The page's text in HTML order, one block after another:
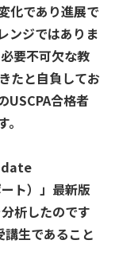
化であり進展で
ンジではありま
要不可欠な教
たと自負してお
USCPA合格者
ト）」最新版
析したのです
生であること